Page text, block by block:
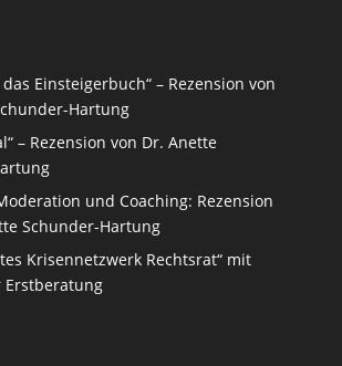
das Einsteigerbuch“ – Rezension von
Hartung
– Rezension von Dr. Anette
und Coaching: Rezension
Schunder-Hartung
Krisennetzwerk Rechtsrat“ mit
Erstberatung